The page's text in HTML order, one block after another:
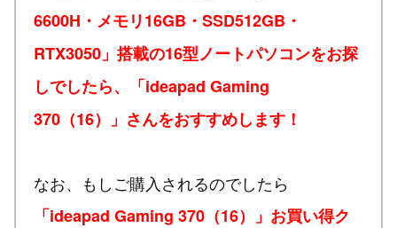
6600H・メモリ16GB・SSD512GB・
RTX3050」搭載の16型ノートパソコンをお探
しでしたら、「ideapad Gaming
370（16）」さんをおすすめします！
なお、もしご購入されるのでしたら
「ideapad Gaming 370（16）」お買い得ク